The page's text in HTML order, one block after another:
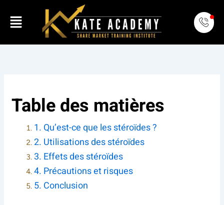
Menu
Table des matières
1. Qu’est-ce que les stéroïdes ?
2. Utilisations des stéroïdes
3. Effets des stéroïdes
4. Précautions et risques
5. Conclusion